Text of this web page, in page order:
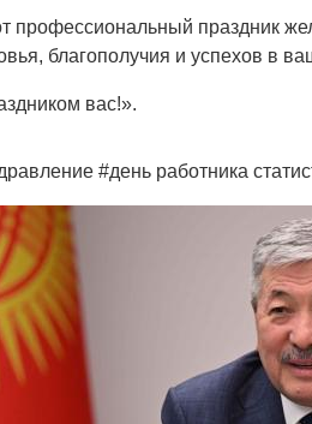
профессиональный праздник
благополучия и успехов в
вас!».
#день работника